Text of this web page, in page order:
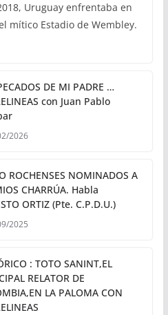
Uruguay enfrentaba en
mítico Estadio de Wembley.
DE MI PADRE …
con Juan Pablo
2026
ROCHENSES NOMINADOS A
CHARRÚA. Habla
ORTIZ (Pte. C.P.D.U.)
2025
: TOTO SANINT,EL
RELATOR DE
LA PALOMA CON